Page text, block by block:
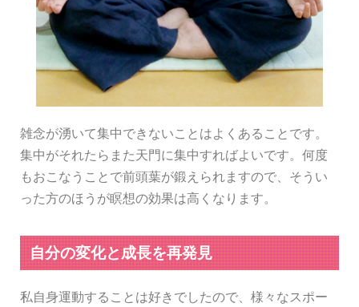
雑念が湧いて集中できないことはよくあることです。
集中がそれたらまた天門に集中すればよいです。何度
もおこなうことで前頭葉が鍛えられますので、そうい
った方のほうが瞑想の効果は高くなります。
自分の変化と成長を再発見
私自身運動することは好きでしたので、様々なスポー